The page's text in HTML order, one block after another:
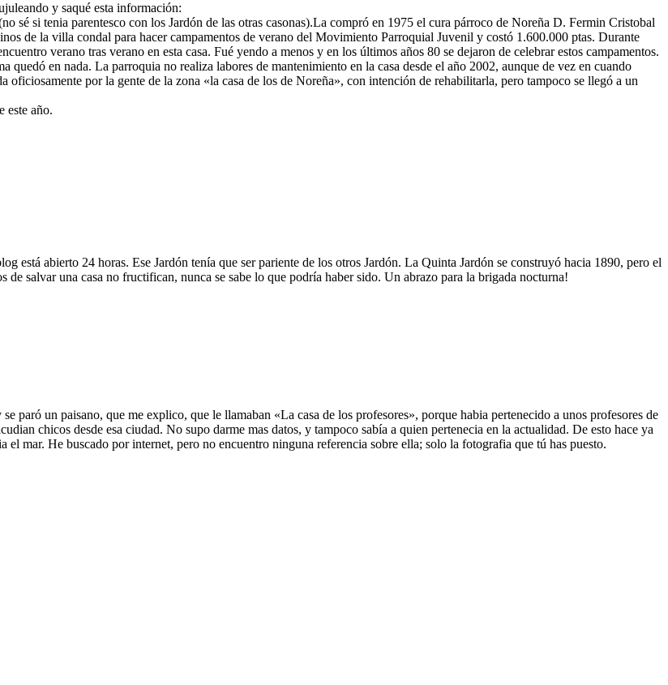
y saqué esta información:
sé si tenia parentesco con los Jardón de las otras casonas).La compró en 1975 el cura párroco de Noreña D. Fermin Cristobal
de la villa condal para hacer campamentos de verano del Movimiento Parroquial Juvenil y costó 1.600.000 ptas. Durante
verano tras verano en esta casa. Fué yendo a menos y en los últimos años 80 se dejaron de celebrar estos campamentos.
quedó en nada. La parroquia no realiza labores de mantenimiento en la casa desde el año 2002, aunque de vez en cuando
oficiosamente por la gente de la zona «la casa de los de Noreña», con intención de rehabilitarla, pero tampoco se llegó a un
este año.
está abierto 24 horas. Ese Jardón tenía que ser pariente de los otros Jardón. La Quinta Jardón se construyó hacia 1890, pero el
salvar una casa no fructifican, nunca se sabe lo que podría haber sido. Un abrazo para la brigada nocturna!
paró un paisano, que me explico, que le llamaban «La casa de los profesores», porque habia pertenecido a unos profesores de
chicos desde esa ciudad. No supo darme mas datos, y tampoco sabía a quien pertenecia en la actualidad. De esto hace ya
el mar. He buscado por internet, pero no encuentro ninguna referencia sobre ella; solo la fotografia que tú has puesto.